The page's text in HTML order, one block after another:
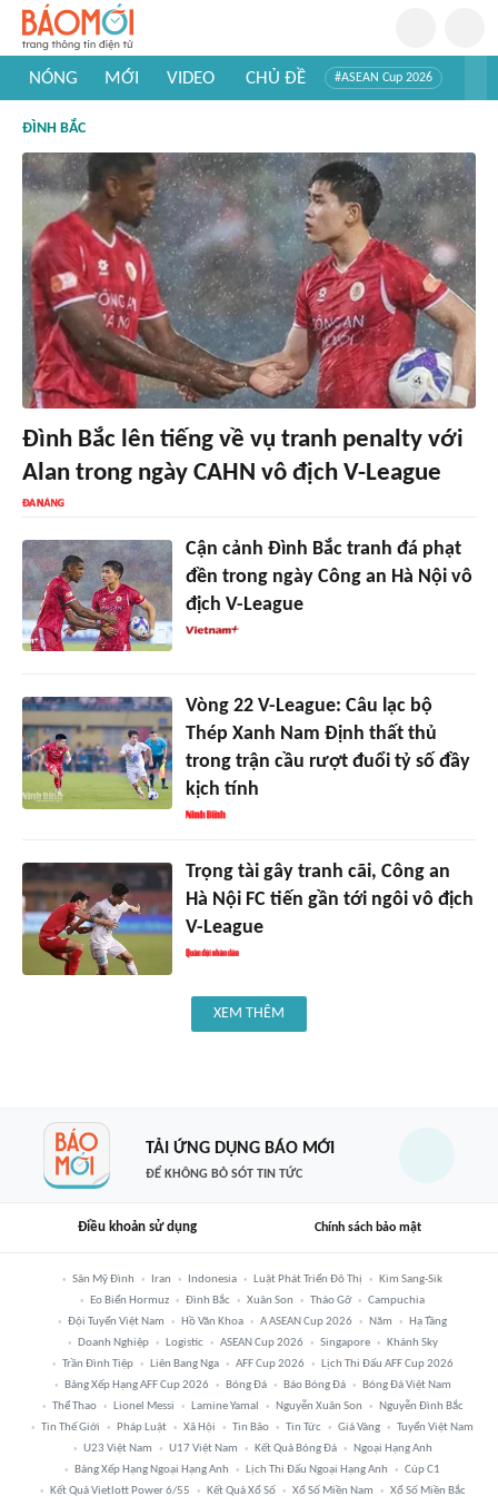
NÓNG MỚI VIDEO CHỦ ĐỀ #ASEAN Cup 2026
#Khám phá thế giới
ĐÌNH BẮC
Đình Bắc lên tiếng về vụ tranh penalty với
Alan trong ngày CAHN vô địch V-League
Cận cảnh Đình Bắc tranh đá phạt
đền trong ngày Công an Hà Nội vô
địch V-League
Vòng 22 V-League: Câu lạc bộ
Thép Xanh Nam Định thất thủ
trong trận cầu rượt đuổi tỷ số đầy
kịch tính
Trọng tài gây tranh cãi, Công an
Hà Nội FC tiến gần tới ngôi vô địch
V-League
XEM THÊM
TẢI ỨNG DỤNG BÁO MỚI
ĐỂ KHÔNG BỎ SÓT TIN TỨC
Điều khoản sử dụng Chính sách bảo mật
Sân Mỹ Đình Iran Indonesia Luật Phát Triển Đô Thị
Kim Sang-Sik
Eo Biển Hormuz
Đình Bắc Xuân Son Tháo Gỡ
Campuchia
Đội Tuyển Việt Nam
Hồ Văn Khoa A ASEAN Cup 2026 Năm
Hạ Tầng
Doanh Nghiệp
Logistic ASEAN Cup 2026 Singapore
Khánh Sky
Trần Đình Tiệp
Liên Bang Nga AFF Cup 2026
Lịch Thi Đấu AFF Cup 2026
Bảng Xếp Hạng AFF Cup 2026
Bóng Đá Báo Bóng Đá
Bóng Đá Việt Nam
Thể Thao
Lionel Messi Lamine Yamal Nguyễn Xuân Son
Nguyễn Đình Bắc
Tin Thế Giới
Pháp Luật Xã Hội Tin Bão Tin Tức Giá Vàng
Tuyển Việt Nam
U23 Việt Nam
U17 Việt Nam Kết Quả Bóng Đá
Ngoại Hạng Anh
Bảng Xếp Hạng Ngoại Hạng Anh
Lịch Thi Đấu Ngoại Hạng Anh
Cúp C1
Kết Quả Vietlott Power 6/55
Kết Quả Xổ Số Xổ Số Miền Nam Xổ Số Miền Bắc